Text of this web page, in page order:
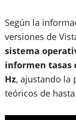
Según la
versiones de
sistema
informen tasas
Hz, ajustando la
teóricos de hasta